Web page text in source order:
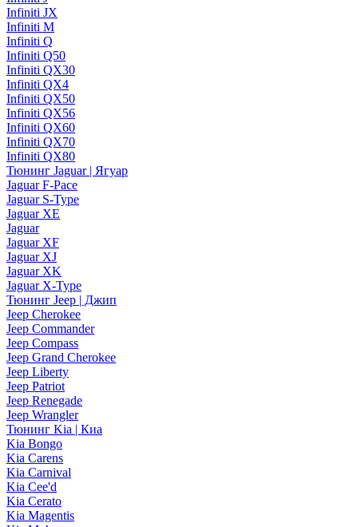
Infiniti JX
Infiniti M
Infiniti Q
Infiniti Q50
Infiniti QX30
Infiniti QX4
Infiniti QX50
Infiniti QX56
Infiniti QX60
Infiniti QX70
Infiniti QX80
Тюнинг Jaguar | Ягуар
Jaguar F-Pace
Jaguar S-Type
Jaguar XE
Jaguar
Jaguar XF
Jaguar XJ
Jaguar XK
Jaguar X-Type
Тюнинг Jeep | Джип
Jeep Cherokee
Jeep Commander
Jeep Compass
Jeep Grand Cherokee
Jeep Liberty
Jeep Patriot
Jeep Renegade
Jeep Wrangler
Тюнинг Kia | Киа
Kia Bongo
Kia Carens
Kia Carnival
Kia Cee'd
Kia Cerato
Kia Magentis